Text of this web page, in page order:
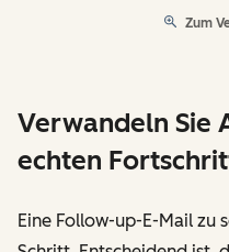
Zum
Verwandeln Sie
echten
Eine Follow-up-E-Mail zu